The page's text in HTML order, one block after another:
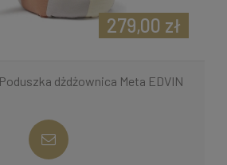
dżdżownica Meta EDVIN
279,00 zł